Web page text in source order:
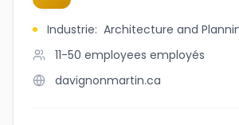
Industrie: Architecture and
11-50 employees employés
davignonmartin.ca